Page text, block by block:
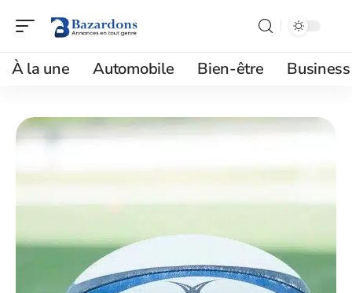
À la une Automobile Bien-être Business